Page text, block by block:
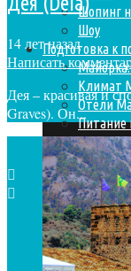
Шопинг
Шоу
Подготовка к
Климат
Отели
Питание
14 лет назад
Написать
Дея – красивая и
Graves). Он...